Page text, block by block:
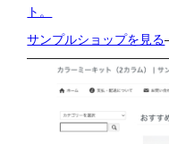
ト。
サンプルショップを見る